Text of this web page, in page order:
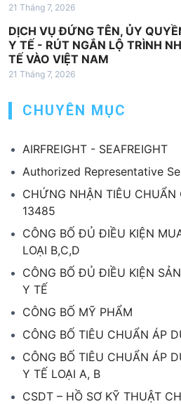
21 Tháng 7, 2026
DỊCH VỤ ĐỨNG TÊN, ỦY
Y TẾ - RÚT NGẮN LỘ TRÌNH
TẾ VÀO VIỆT NAM
21 Tháng 7, 2026
CHUYÊN MỤC
AIRFREIGHT - SEAFREIGHT
Authorized Representative
CHỨNG NHẬN TIÊU CHUẨN
13485
CÔNG BỐ ĐỦ ĐIỀU KIỆN
LOẠI B,C,D
CÔNG BỐ ĐỦ ĐIỀU KIỆN
Y TẾ
CÔNG BỐ MỸ PHẨM
CÔNG BỐ TIÊU CHUẨN ÁP
CÔNG BỐ TIÊU CHUẨN ÁP
Y TẾ LOẠI A, B
CSDT – HỒ SƠ KỸ THUẬT